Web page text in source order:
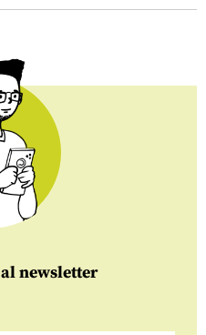
al newsletter